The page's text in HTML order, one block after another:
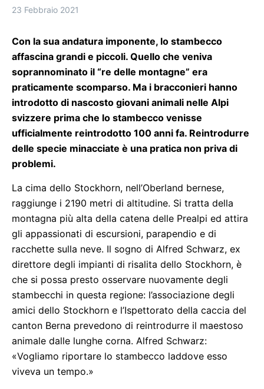
23 Febbraio 2021
Con la sua andatura imponente, lo stambecco
affascina grandi e piccoli. Quello che veniva
soprannominato il “re delle montagne” era
praticamente scomparso. Ma i bracconieri hanno
introdotto di nascosto giovani animali nelle Alpi
svizzere prima che lo stambecco venisse
ufficialmente reintrodotto 100 anni fa. Reintrodurre
delle specie minacciate è una pratica non priva di
problemi.
La cima dello Stockhorn, nell’Oberland bernese,
raggiunge i 2190 metri di altitudine. Si tratta della
montagna più alta della catena delle Prealpi ed attira
gli appassionati di escursioni, parapendio e di
racchette sulla neve. Il sogno di Alfred Schwarz, ex
direttore degli impianti di risalita dello Stockhorn, è
che si possa presto osservare nuovamente degli
stambecchi in questa regione: l’associazione degli
amici dello Stockhorn e l’Ispettorato della caccia del
canton Berna prevedono di reintrodurre il maestoso
animale dalle lunghe corna. Alfred Schwarz:
«Vogliamo riportare lo stambecco laddove esso
viveva un tempo.»